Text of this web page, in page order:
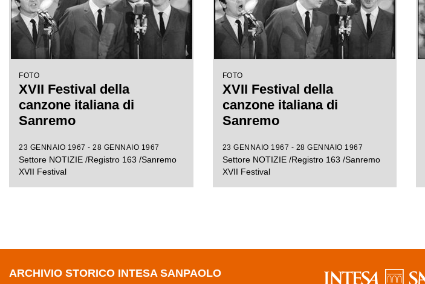
FOTO
XVII Festival della
canzone italiana di
Sanremo
23 GENNAIO 1967 - 28 GENNAIO 1967
Settore NOTIZIE /Registro 163 /Sanremo
XVII Festival
FOTO
XVII Festival della
canzone italiana di
Sanremo
23 GENNAIO 1967 - 28 GENNAIO 1967
Settore NOTIZIE /Registro 163 /Sanremo
XVII Festival
ARCHIVIO STORICO INTESA SANPAOLO